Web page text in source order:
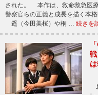
された。 本作は、救命救急医療
警察官らの正義と成長を描く本
遥（今田美桜）や桐 … 続きを